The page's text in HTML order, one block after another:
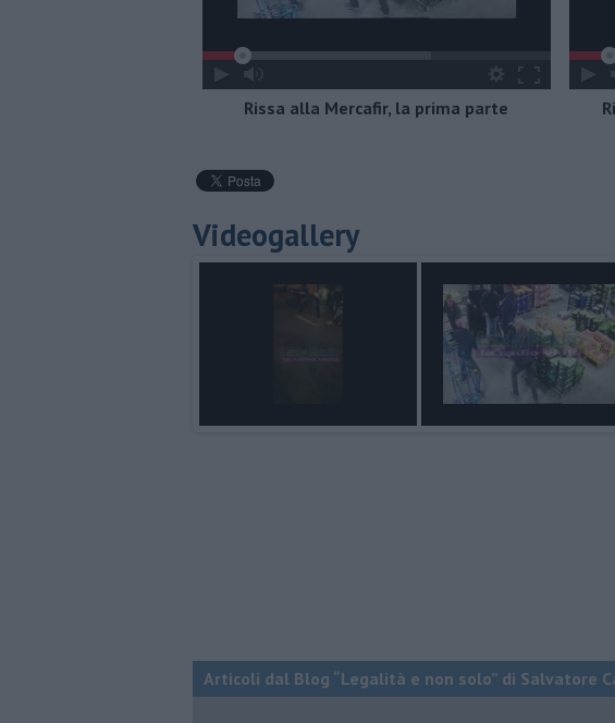
Rissa alla Mercafir, la prima parte
Videogallery
Articoli dal Blog “Legalità e non solo” di Salvatore